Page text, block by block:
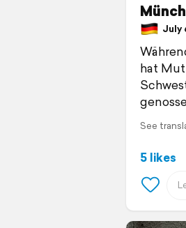
July
hat
See
5 likes